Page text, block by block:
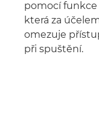
pomocí
která za
omezuje
při spuštění.